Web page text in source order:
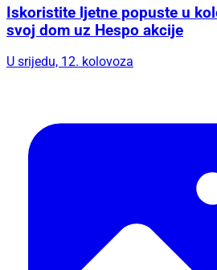
Iskoristite ljetne popuste u
svoj dom uz Hespo akcije
U srijedu, 12. kolovoza